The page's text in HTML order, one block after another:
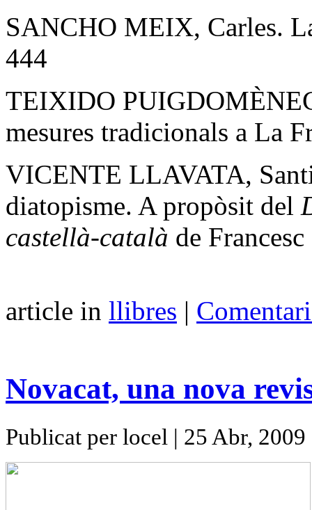
SANCHO MEIX, Carles.
444
TEIXIDO
mesures tradicionals a La
VICENTE LLAVATA,
diatopisme. A propòsit del
castellà-català de
article in llibres |
Novacat, una nova
Publicat per locel | 25 Abr, 2009